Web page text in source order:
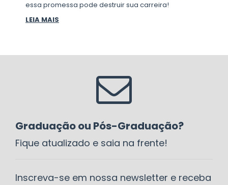
essa promessa pode destruir sua carreira!
LEIA MAIS
Graduação ou Pós-Graduação?
Fique atualizado e saia na frente!
Inscreva-se em nossa newsletter e receba